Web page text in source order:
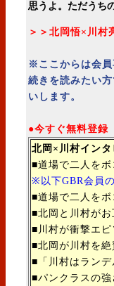
思うよ。ただうち
＞＞北岡悟×川村
※ここからは会
続きを読みたい
いします。
●今すぐ無料登録
北岡×川村イン
■道場で二人を
※以下GBR会員
■道場で二人を
■北岡と川村が
■川村が衝撃エ
■北岡が川村を
■「川村はラン
■パンクラスの